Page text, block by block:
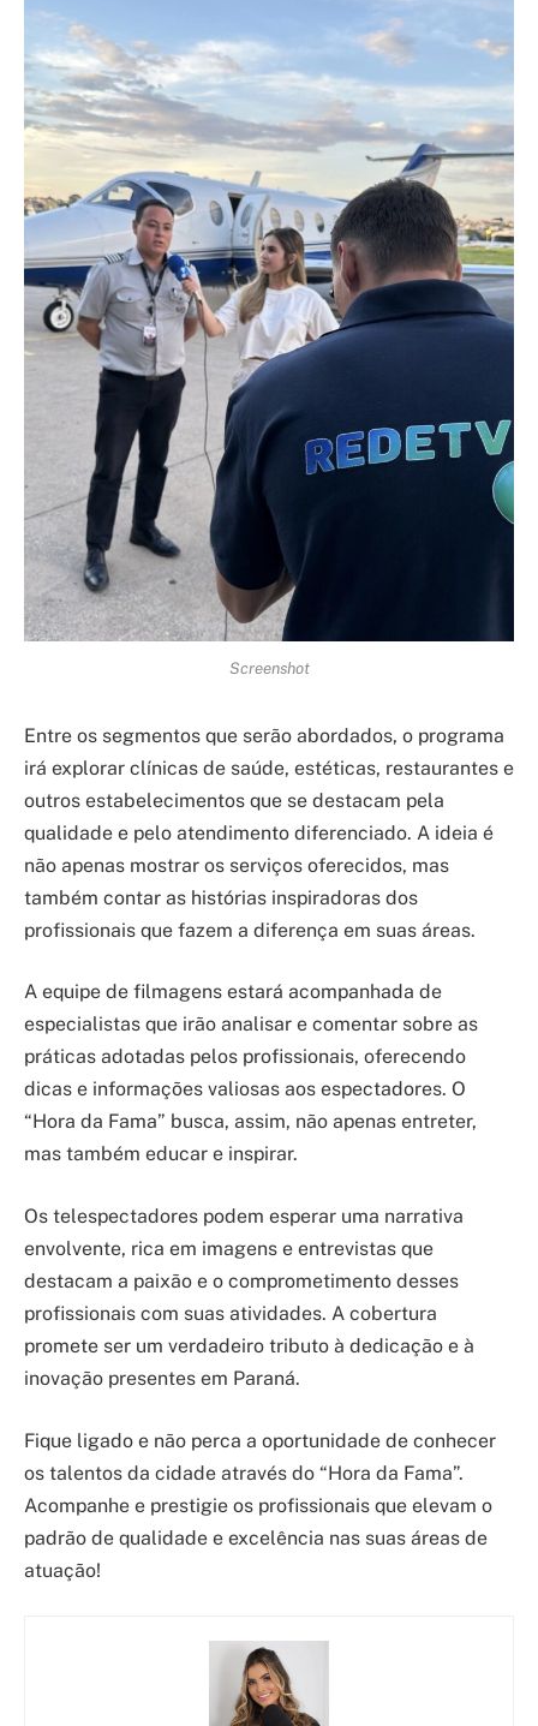
Screenshot
Entre os segmentos que serão abordados, o programa
irá explorar clínicas de saúde, estéticas, restaurantes e
outros estabelecimentos que se destacam pela
qualidade e pelo atendimento diferenciado. A ideia é
não apenas mostrar os serviços oferecidos, mas
também contar as histórias inspiradoras dos
profissionais que fazem a diferença em suas áreas.
A equipe de filmagens estará acompanhada de
especialistas que irão analisar e comentar sobre as
práticas adotadas pelos profissionais, oferecendo
dicas e informações valiosas aos espectadores. O
“Hora da Fama” busca, assim, não apenas entreter,
mas também educar e inspirar.
Os telespectadores podem esperar uma narrativa
envolvente, rica em imagens e entrevistas que
destacam a paixão e o comprometimento desses
profissionais com suas atividades. A cobertura
promete ser um verdadeiro tributo à dedicação e à
inovação presentes em Paraná.
Fique ligado e não perca a oportunidade de conhecer
os talentos da cidade através do “Hora da Fama”.
Acompanhe e prestigie os profissionais que elevam o
padrão de qualidade e excelência nas suas áreas de
atuação!